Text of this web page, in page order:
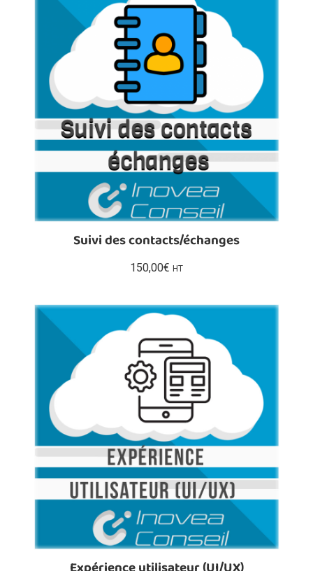
Suivi des contacts/échanges
150,00€ HT